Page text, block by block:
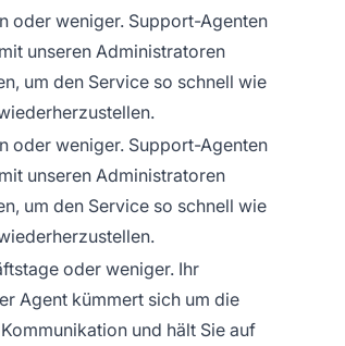
oder weniger. Support-Agenten
unseren Administratoren
um den Service so schnell wie
oder weniger. Support-Agenten
unseren Administratoren
um den Service so schnell wie
oder weniger. Ihr
Agent kümmert sich um die
und hält Sie auf